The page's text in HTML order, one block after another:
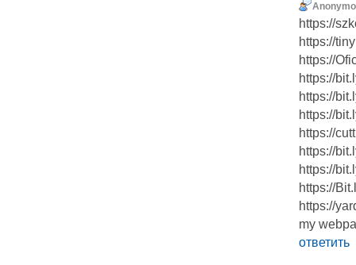
https://
https://
https://
https://
https://
https://
https://
https://
https://
https://
https://
my
ответить